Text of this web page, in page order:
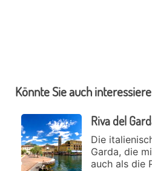
Könnte Sie auch
Riva del
Die
Garda, die
auch als die